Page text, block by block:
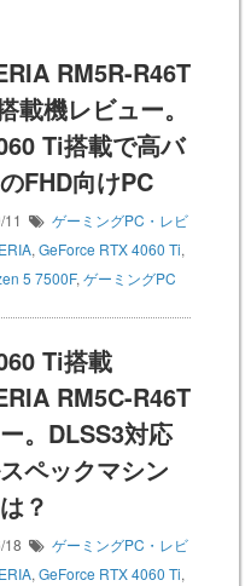
RM5R-R46T
載機レビュー。
Ti搭載で高バ
FHD向けPC
ゲーミングPC・レビ
, GeForce RTX 4060 Ti,
5 7500F, ゲーミングPC
Ti搭載
RM5C-R46T
。DLSS3対応
ペックマシン
？
ゲーミングPC・レビ
, GeForce RTX 4060 Ti,